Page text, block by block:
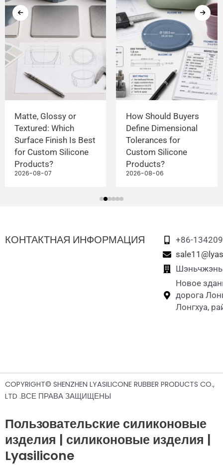
Matte, Glossy or
Textured: Which
Surface Finish Is Best
for Custom Silicone
Products?
2026-08-07
How Should Buyers
Define Dimensional
Tolerances for
Custom Silicone
Products?
2026-08-06
КОНТАКТНАЯ ИНФОРМАЦИЯ
+86-
Шэньчжэнь
Новое
дорога
Лонгхуа,
COPYRIGHT© SHENZHEN LYASILICONE RUBBER PRODUCTS CO.,
LTD .ВСЕ ПРАВА ЗАЩИЩЕНЫ
Пользовательские силиконовые
изделия | силиконовые изделия |
Lyasilicone